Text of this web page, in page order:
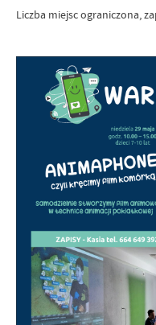
Liczba miejsc ograniczona,